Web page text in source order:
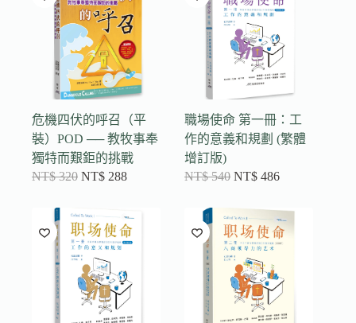
危機四伏的呼召（平
裝）POD ── 教牧事奉
獨特而艱鉅的挑戰
NT$320 NT$ 288
職場使命 第一冊：工
作的意義和規劃 (繁體
增訂版)
NT$540 NT$ 486